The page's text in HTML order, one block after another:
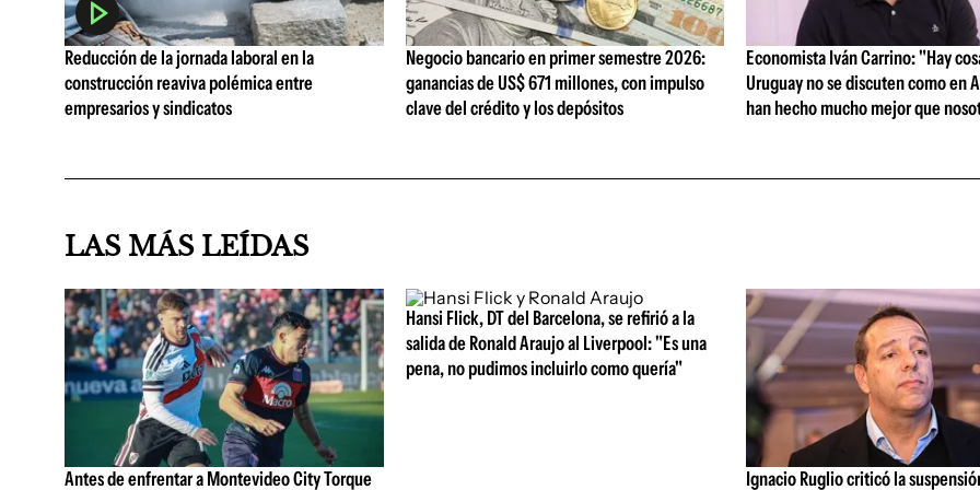
Reducción de la jornada laboral en la
construcción reaviva polémica entre
empresarios y sindicatos
Negocio bancario en primer semestre 2026:
ganancias de US$ 671 millones, con impulso
clave del crédito y los depósitos
Economista Iván Carrino: "Hay
Uruguay no se discuten como en
han hecho mucho mejor que
LAS MÁS LEÍDAS
Antes de enfrentar a Montevideo City Torque
Hansi Flick, DT del Barcelona, se refirió a la
salida de Ronald Araujo al Liverpool: "Es una
pena, no pudimos incluirlo como quería"
Ignacio Ruglio criticó la